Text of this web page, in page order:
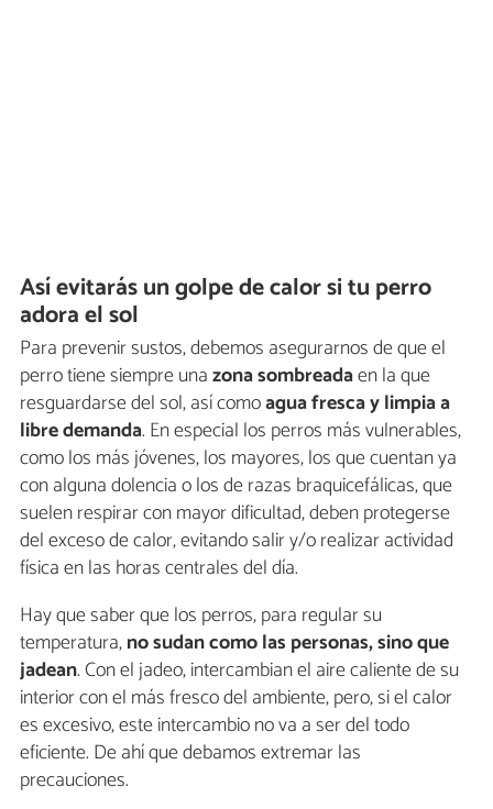
Así evitarás un golpe de calor si tu perro
adora el sol
Para prevenir sustos, debemos asegurarnos de que el
perro tiene siempre unazona sombreadaen la que
resguardarse del sol, así comoagua fresca y limpia a
libre demanda. En especial los perros más vulnerables,
como los más jóvenes, los mayores, los que cuentan ya
con alguna dolencia o los de razas braquicefálicas, que
suelen respirar con mayor dificultad, deben protegerse
del exceso de calor, evitando salir y/o realizar actividad
física en las horas centrales del día.
Hay que saber que los perros, para regular su
temperatura,no sudan como las personas, sino que
jadean. Con el jadeo, intercambian el aire caliente de su
interior con el más fresco del ambiente, pero, si el calor
es excesivo, este intercambio no va a ser del todo
eficiente. De ahí que debamos extremar las
precauciones.